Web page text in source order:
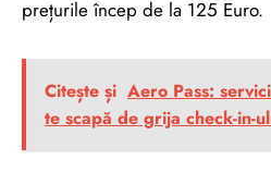
prețurile încep de la 125 Euro.
Citește și Aero Pass:
te scapă de grija check-in-